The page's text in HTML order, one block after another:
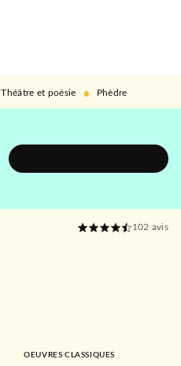
Théâtre et poésie • Phèdre
102 avis
OEUVRES CLASSIQUES